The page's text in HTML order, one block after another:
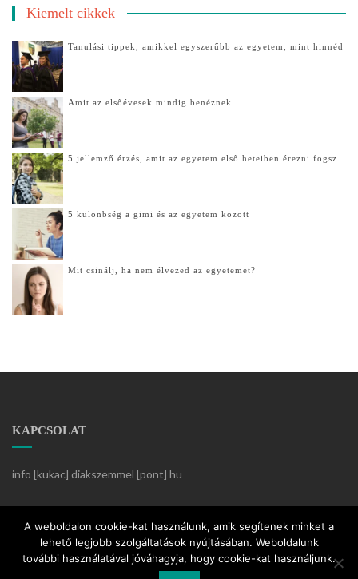
Kiemelt cikkek
Tanulási tippek, amikkel egyszerűbb az egyetem, mint hinnéd
Amit az elsőévesek mindig benéznek
5 jellemző érzés, amit az egyetem első heteiben érezni fogsz
5 különbség a gimi és az egyetem között
Mit csinálj, ha nem élvezed az egyetemet?
KAPCSOLAT
info [kukac] diakszemmel [pont] hu
Készítette:KözösségiKlikk
A weboldalon cookie-kat használunk, amik segítenek minket a
lehető legjobb szolgáltatások nyújtásában. Weboldalunk
további használatával jóváhagyja, hogy cookie-kat használjunk.